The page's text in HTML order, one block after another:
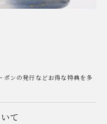
ポンの発行などお得な特典を多
て